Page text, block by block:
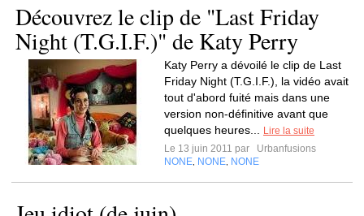
Découvrez le clip de "Last Friday
Night (T.G.I.F.)" de Katy Perry
Katy Perry a dévoilé le clip de Last
Friday Night (T.G.I.F.), la vidéo avait
tout d'abord fuité mais dans une
version non-définitive avant que
quelques heures...
Lire la suite
Le 13 juin 2011 par
Urbanfusions
NONE NONE NONE